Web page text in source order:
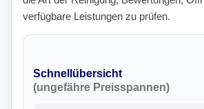
verfügbare Leistungen zu prüfen.
Schnellübersicht
(ungefähre Preisspannen)